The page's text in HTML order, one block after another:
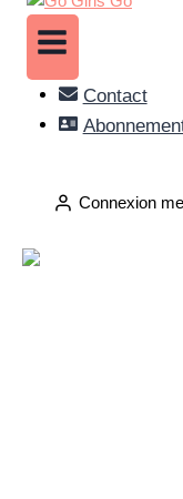
Contact
Connexion